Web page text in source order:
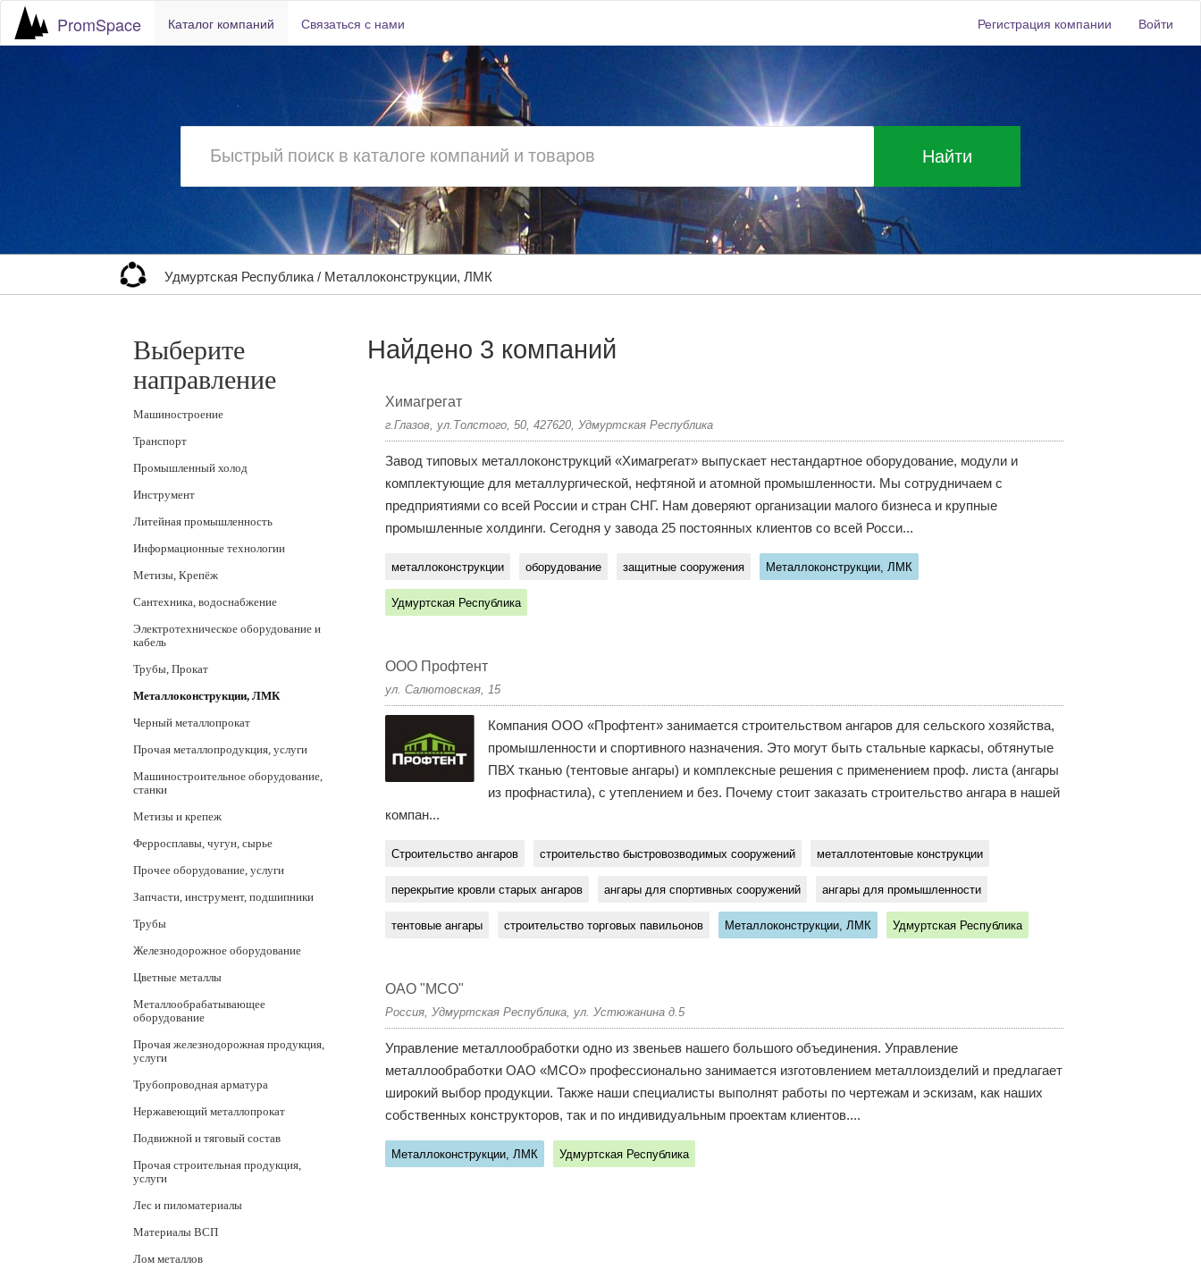
PromSpace Каталог компаний Связаться с нами Регистрация компании Войти
Найти
Удмуртская Республика/ Металлоконструкции, ЛМК
Выберите
направление
Машиностроение
Транспорт
Промышленный холод
Инструмент
Литейная промышленность
Информационные технологии
Метизы, Крепёж
Сантехника, водоснабжение
Электротехническое оборудование и
кабель
Трубы, Прокат
Металлоконструкции, ЛМК
Черный металлопрокат
Прочая металлопродукция, услуги
Машиностроительное оборудование,
станки
Метизы и крепеж
Ферросплавы, чугун, сырье
Прочее оборудование, услуги
Запчасти, инструмент, подшипники
Трубы
Железнодорожное оборудование
Цветные металлы
Металлообрабатывающее
оборудование
Прочая железнодорожная продукция,
услуги
Трубопроводная арматура
Нержавеющий металлопрокат
Подвижной и тяговый состав
Прочая строительная продукция,
услуги
Лес и пиломатериалы
Материалы ВСП
Лом металлов
Найдено 3 компаний
Химагрегат
г.Глазов, ул.Толстого, 50, 427620, Удмуртская Республика
Завод типовых металлоконструкций «Химагрегат» выпускает нестандартное оборудование, модули и
комплектующие для металлургической, нефтяной и атомной промышленности. Мы сотрудничаем с
предприятиями со всей России и стран СНГ. Нам доверяют организации малого бизнеса и крупные
промышленные холдинги. Сегодня у завода 25 постоянных клиентов со всей Росси...
металлоконструкции оборудование защитные сооружения Металлоконструкции, ЛМК
Удмуртская Республика
ООО Профтент
ул. Салютовская, 15
Компания ООО «Профтент» занимается строительством ангаров для сельского хозяйства,
промышленности и спортивного назначения. Это могут быть стальные каркасы, обтянутые
ПВХ тканью (тентовые ангары) и комплексные решения с применением проф. листа (ангары
из профнастила), с утеплением и без. Почему стоит заказать строительство ангара в нашей
компан...
Строительство ангаров строительство быстровозводимых сооружений металлотентовые конструкции
перекрытие кровли старых ангаров ангары для спортивных сооружений ангары для промышленности
тентовые ангары строительство торговых павильонов Металлоконструкции, ЛМК Удмуртская Республика
ОАО "МСО"
Россия, Удмуртская Республика, ул. Устюжанина д.5
Управление металлообработки одно из звеньев нашего большого объединения. Управление
металлообработки ОАО «МСО» профессионально занимается изготовлением металлоизделий и предлагает
широкий выбор продукции. Также наши специалисты выполнят работы по чертежам и эскизам, как наших
собственных конструкторов, так и по индивидуальным проектам клиентов....
Металлоконструкции, ЛМК Удмуртская Республика